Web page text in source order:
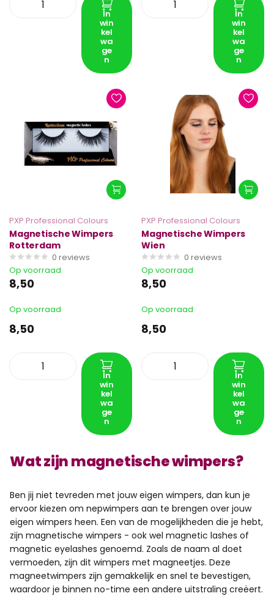
In
win
kel
wa
ge
n
In
win
kel
wa
ge
n
PXP Professional Colours
Magnetische Wimpers
Rotterdam
0 reviews
Op voorraad
8,50
Op voorraad
8,50
In
win
kel
wa
ge
n
PXP Professional Colours
Magnetische Wimpers
Wien
0 reviews
Op voorraad
8,50
Op voorraad
8,50
In
win
kel
wa
ge
n
Wat zijn magnetische wimpers?
Ben jij niet tevreden met jouw eigen wimpers, dan kun je
ervoor kiezen om nepwimpers aan te brengen over jouw
eigen wimpers heen. Een van de mogelijkheden die je hebt,
zijn magnetische wimpers - ook wel magnetic lashes of
magnetic eyelashes genoemd. Zoals de naam al doet
vermoeden, zijn dit wimpers met magneetjes. Deze
magneetwimpers zijn gemakkelijk en snel te bevestigen,
waardoor je binnen no-time een andere uitstraling creëert.